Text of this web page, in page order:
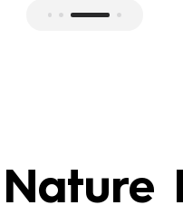
Nature